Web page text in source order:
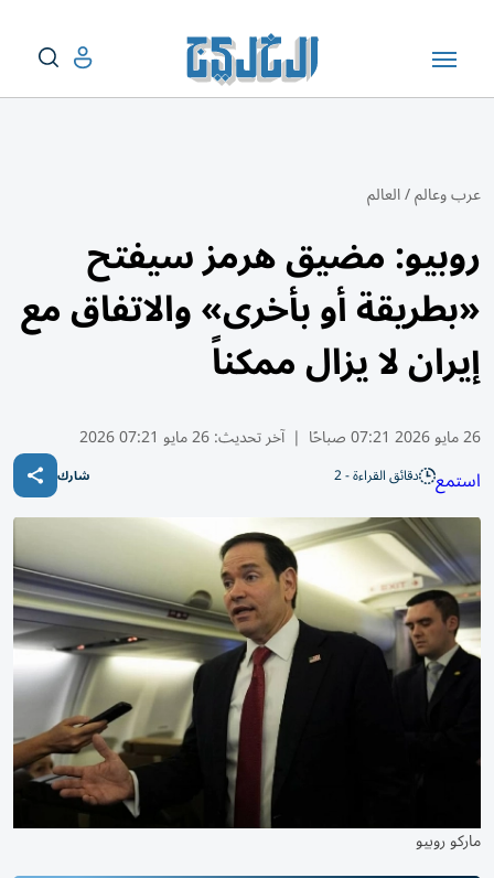
عرب وعالم/العالم
روبيو: مضيق هرمز سيفتح
«بطريقة أو بأخرى» والاتفاق مع
إيران لا يزال ممكناً
26 مايو 2026 07:21 صباحًا | آخر تحديث:26 مايو 07:21 2026
استمع دقائق القراءة - 2 شارك
ماركو روبيو